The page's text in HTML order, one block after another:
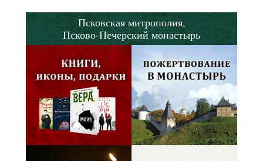
Псковская митрополия,
Псково-Печерский монастырь